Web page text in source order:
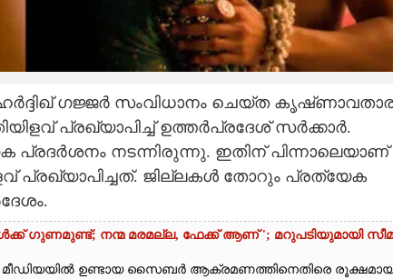
ഗജ്ജർ സംവിധാനം ചെയ്‌ത
പ്രഖ്യാപിച്ച് ഉത്തർപ്രദേശ് സർക്കാർ.
പ്രദർശനം നടന്നിരുന്നു. ഇതിന് പിന്നാലെയാണ്
പ്രഖ്യാപിച്ചത്. ജില്ലകൾ തോറും പ്രത്യേക
ഗുണമുണ്ട്; നന്മ മരമല്ല, ഫേക്ക് ആണ് '; മറുപടിയുമായി സീമ
ഉണ്ടായ സൈബർ ആക്രമണത്തിനെതിരെ